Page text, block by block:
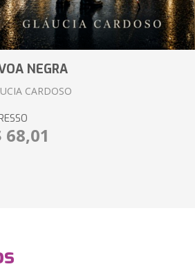
NEGRA
CARDOSO
68,01